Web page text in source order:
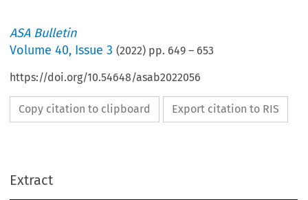
ASA Bulletin
Volume40, Issue 3 (2022) pp. 649 – 653
https://doi.org/10.54648/asab2022056
Copy citation to clipboard Export citation to RIS
Extract